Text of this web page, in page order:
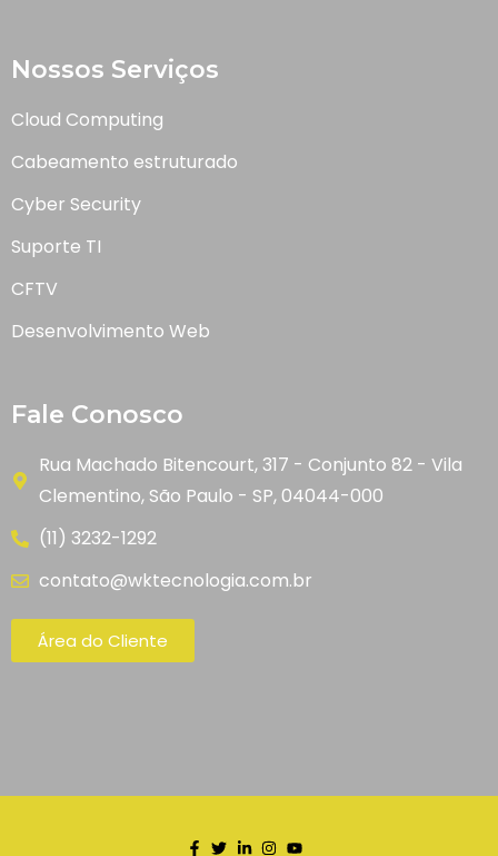
Nossos Serviços
Cloud Computing
Cabeamento estruturado
Cyber Security
Suporte TI
CFTV
Desenvolvimento Web
Fale Conosco
Rua Machado Bitencourt, 317 - Conjunto 82 - Vila
Clementino, São Paulo - SP, 04044-000
(11) 3232-1292
contato@wktecnologia.com.br
Área do Cliente